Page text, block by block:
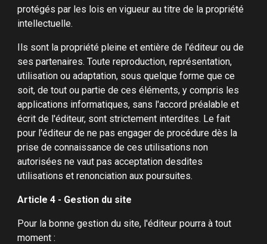
protégés par les lois en vigueur au titre de la propriété
intellectuelle.
Ils sont la propriété pleine et entière de l'éditeur ou de
ses partenaires. Toute reproduction, représentation,
utilisation ou adaptation, sous quelque forme que ce
soit, de tout ou partie de ces éléments, y compris les
applications informatiques, sans l'accord préalable et
écrit de l'éditeur, sont strictement interdites. Le fait
pour l'éditeur de ne pas engager de procédure dès la
prise de connaissance de ces utilisations non
autorisées ne vaut pas acceptation desdites
utilisations et renonciation aux poursuites.
Article 4 - Gestion du site
Pour la bonne gestion du site, l'éditeur pourra à tout
moment :